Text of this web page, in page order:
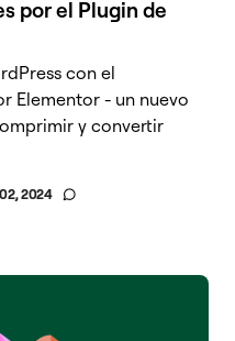
por el Plugin de
con el
Elementor - un nuevo
y convertir
2024